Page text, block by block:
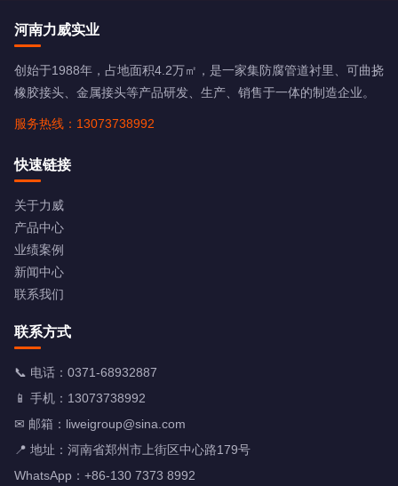
河南力威实业
创始于1988年，占地面积4.2万㎡，是一家集防腐管道衬里、可曲挠
橡胶接头、金属接头等产品研发、生产、销售于一体的制造企业。
服务热线：13073738992
快速链接
关于力威
产品中心
业绩案例
新闻中心
联系我们
联系方式
📞 电话： 0371-68932887
📱 手机： 13073738992
✉ 邮箱： liweigroup@sina.com
📍 地址：河南省郑州市上街区中心路179号
WhatsApp：+86-130 7373 8992